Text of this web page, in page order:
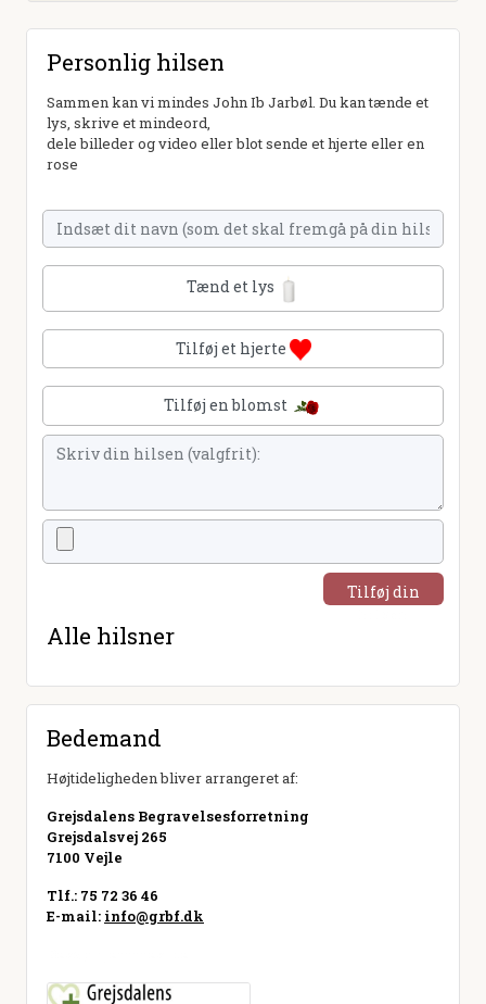
Personlig hilsen
Sammen kan vi mindes John Ib Jarbøl. Du kan tænde et
lys, skrive et mindeord,
dele billeder og video eller blot sende et hjerte eller en
rose
Tænd et lys
Tilføj et hjerte
Tilføj en blomst
Tilføj din
Alle hilsner
Bedemand
Højtideligheden bliver arrangeret af:
Grejsdalens Begravelsesforretning
Grejsdalsvej 265
7100 Vejle
Tlf.: 75 72 36 46
E-mail: info@grbf.dk